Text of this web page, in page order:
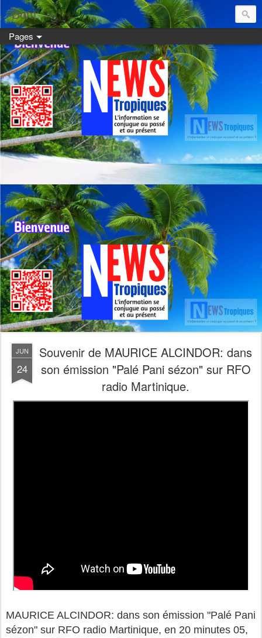
Dom:
Pages
JUN
24
Souvenir de MAURICE ALCINDOR: dans
son émission "Palé Pani sézon" sur RFO
radio Martinique.
MAURICE ALCINDOR: dans son émission "Palé Pani
sézon" sur RFO radio Martinique, en 20 minutes 05,